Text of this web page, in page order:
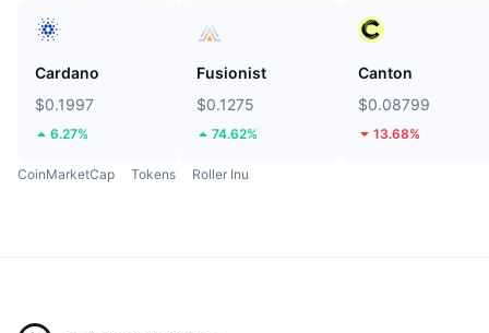
Cardano
$0.1997
6.27%
Fusionist
$0.1275
74.62%
Canton
$0.08799
13.68%
CoinMarketCap Tokens Roller Inu